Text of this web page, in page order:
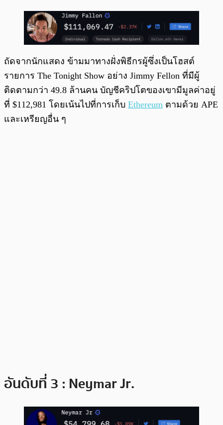
ถัดจากนักแสดง ข้ามมาทางฝั่งพิธีกรผู้ซึ่งเป็นโฮสต์
รายการ The Tonight Show อย่าง Jimmy Fellon ที่มีผู้
ติดตามกว่า 49.8 ล้านคน บัญชีคริปโตของเขามีมูลค่าอยู่
ที่ $112,981 โดยเน้นไปที่การเก็บ Ethereum ตามด้วย APE
และเหรียญอื่น ๆ
อันดับที่ 3 : Neymar Jr.